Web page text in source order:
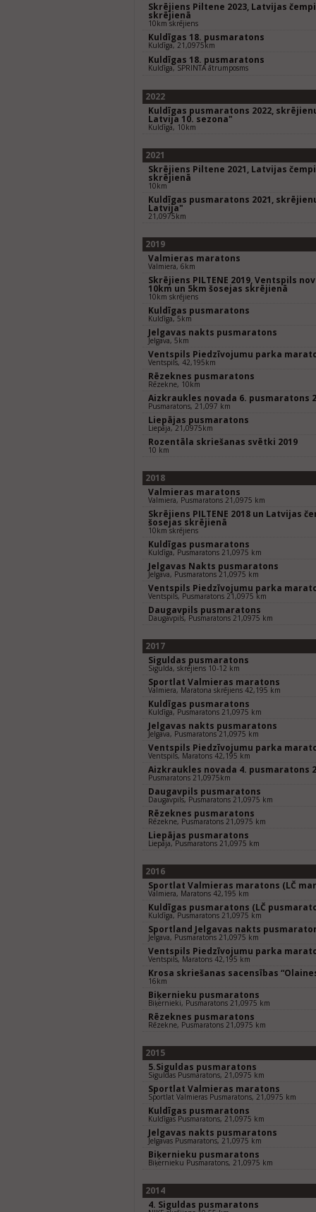
Skrējiens Piltene 2023, Latvijas
skrējienā
10km skrējiens
Kuldīgas 18. pusmaratons
Kuldīga, 21,0975km
Kuldīgas 18. pusmaratons
Kuldīga, SPRINTA ātrumposms
2022
Kuldīgas pusmaratons 2022,
Latvija 10. sezona"
Kuldīga, 10km
2021
Skrējiens Piltene 2021, Latvijas
skrējienā
10km
Kuldīgas pusmaratons 2021,
Latvija"
21,0975km
2019
Valmieras maratons
Valmiera, 6km
Skrējiens PILTENE 2019, Ventspils
10km un 5km šosejas skrējienā
10km skrējiens
Kuldīgas pusmaratons
Kuldīga, 5km
Jelgavas nakts pusmaratons
Jelgava, 5km
Ventspils Piedzīvojumu parka
Ventspils, 42,195km
Rēzeknes pusmaratons
Rēzekne, 10km
Aizkraukles novada 6. pusmaratons
Pusmaratons, 21,097 km
Liepājas pusmaratons
Liepāja, 21,0975km
Rozentāla skriešanas svētki 2019
10 km
2018
Valmieras maratons
Valmiera, Pusmaratons 21,0975 km
Skrējiens PILTENE 2018 un Latvijas
šosejas skrējienā
10km skrējiens
Kuldīgas pusmaratons
Kuldīga, Pusmaratons 21,0975 km
Jelgavas Nakts pusmaratons
Jelgava, Pusmaratons 21,0975 km
Ventspils Piedzīvojumu parka
Ventspils, Pusmaratons 21,0975 km
Daugavpils pusmaratons
Daugavpils, Pusmaratons 21,0975 km
2017
Siguldas pusmaratons
Sigulda, skrējiens 10-12 km
Sportlat Valmieras maratons
Valmiera, Maratona skrējiens 42,195 km
Kuldīgas pusmaratons
Kuldīga, Pusmaratons 21,0975 km
Jelgavas nakts pusmaratons
Jelgava, Pusmaratons 21,0975 km
Ventspils Piedzīvojumu parka
Ventspils, Maratons 42,195 km
Aizkraukles novada 4. pusmaratons
Pusmaratons 21,0975km
Daugavpils pusmaratons
Daugavpils, Pusmaratons 21,0975 km
Rēzeknes pusmaratons
Rēzekne, Pusmaratons 21,0975 km
Liepājas pusmaratons
Liepāja, Pusmaratons 21,0975 km
2016
Sportlat Valmieras maratons (LČ
Valmiera, Maratons 42,195 km
Kuldīgas pusmaratons (LČ
Kuldīga, Pusmaratons 21,0975 km
Sportland Jelgavas nakts
Jelgava, Pusmaratons 21,0975 km
Ventspils Piedzīvojumu parka
Ventspils, Maratons 42,195 km
Krosa skriešanas sacensības
16km
Biķernieku pusmaratons
Biķernieki, Pusmaratons 21,0975 km
Rēzeknes pusmaratons
Rēzekne, Pusmaratons 21,0975 km
2015
5.Siguldas pusmaratons
Siguldas Pusmaratons, 21,0975 km
Sportlat Valmieras maratons
Sportlat Valmieras Pusmaratons, 21,0975 km
Kuldīgas pusmaratons
Kuldīgas Pusmaratons, 21,0975 km
Jelgavas nakts pusmaratons
Jelgavas Pusmaratons, 21,0975 km
Biķernieku pusmaratons
Biķernieku Pusmaratons, 21,0975 km
2014
4. Siguldas pusmaratons